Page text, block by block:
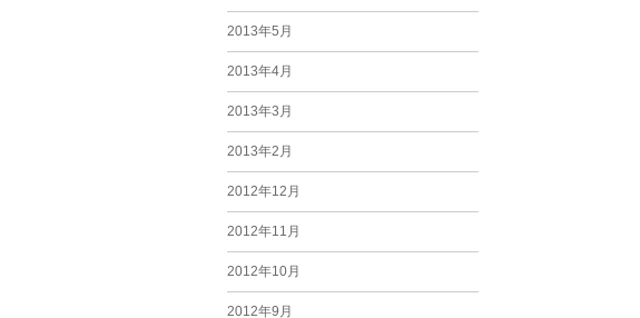
2013年5月
2013年4月
2013年3月
2013年2月
2012年12月
2012年11月
2012年10月
2012年9月